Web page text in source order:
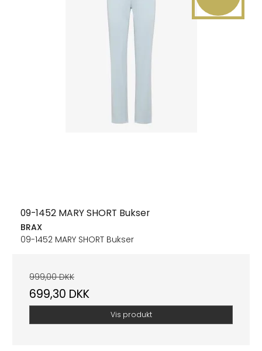
09-1452 MARY SHORT Bukser
BRAX
09-1452 MARY SHORT Bukser
999,00 DKK
699,30 DKK
Vis produkt